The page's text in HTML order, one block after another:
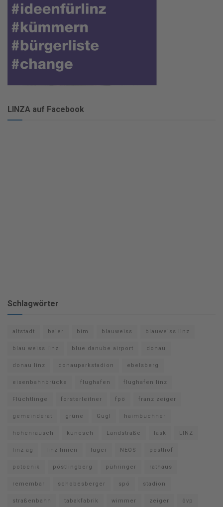
LINZA auf Facebook
Schlagwörter
altstadt baier bim blauweiss blauweiss linz
blau weiss linz blue danube airport donau
donau linz donauparkstadion ebelsberg
eisenbahnbrücke flughafen flughafen linz
Flüchtlinge forsterleitner fpö franz zeiger
gemeinderat grüne Gugl haimbuchner
höhenrausch kunesch Landstraße lask LINZ
linz ag linz linien luger NEOS posthof
potocnik pöstlingberg pühringer rathaus
remembar schobesberger spö stadion
straßenbahn tabakfabrik wimmer zeiger övp